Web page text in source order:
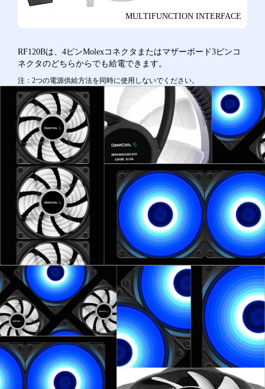
MULTIFUNCTION INTERFACE
RF120Bは、4ピンMolexコネクタまたはマザーボード3ピンコ
ネクタのどちらからでも給電できます。
注：2つの電源供給方法を同時に使用しないでください。